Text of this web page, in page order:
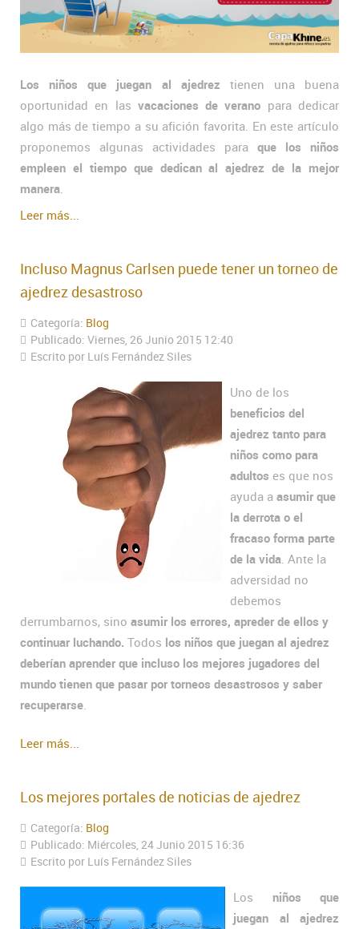
Los niños que juegan al ajedrez tienen una buena
oportunidad en las vacaciones de verano para dedicar
algo más de tiempo a su afición favorita. En este artículo
proponemos algunas actividades para que los niños
empleen el tiempo que dedican al ajedrez de la mejor
manera
Leer más...
Incluso Magnus Carlsen puede tener un torneo de
ajedrez desastroso
Categoría: Blog
Publicado: Viernes, 26 Junio 2015 12:40
Escrito por Luís Fernández Siles
Uno de los
beneficios del
ajedrez tanto para
niños como para
adultos es que nos
ayuda a asumir que
la derrota o el
fracaso forma parte
de la vida . Ante la
adversidad no
debemos
derrumbarnos, sino asumir los errores, apreder de ellos y
continuar luchando. Todos los niños que juegan al ajedrez
deberían aprender que incluso los mejores jugadores del
mundo tienen que pasar por torneos desastrosos y saber
recuperarse
Leer más...
Los mejores portales de noticias de ajedrez
Categoría: Blog
Publicado: Miércoles, 24 Junio 2015 16:36
Escrito por Luís Fernández Siles
Los niños que
juegan al ajedrez